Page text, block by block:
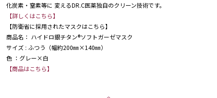
化炭素・窒素等に 変えるDR.C医薬独自のクリーン技術です。
【詳しくはこちら】
【防衛省に採用されたマスクはこちら】
商品名： ハイドロ銀チタン®ソフトガーゼマスク
サイズ : ふつう（幅約200㎜×140㎜）
色 ：グレー×白
【商品はこちら】